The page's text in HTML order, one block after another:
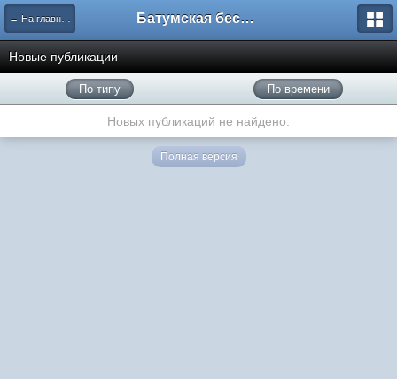
← На главную Батумская беседка
Новые публикации
По типу По времени
Новых публикаций не найдено.
Полная версия